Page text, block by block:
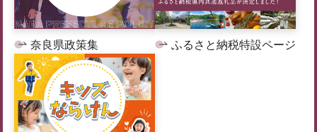
奈良県政策集 ふるさと納税特設ページ